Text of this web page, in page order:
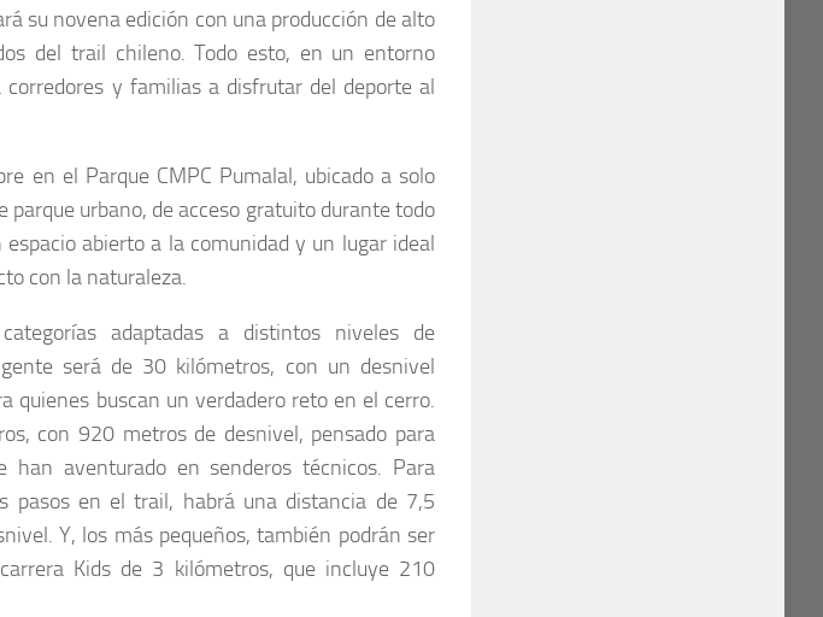
su novena edición con una producción de alto
del trail chileno. Todo esto, en un entorno
y familias a disfrutar del deporte al
en el Parque CMPC Pumalal, ubicado a solo
parque urbano, de acceso gratuito durante todo
abierto a la comunidad y un lugar ideal
con la naturaleza.
adaptadas a distintos niveles de
será de 30 kilómetros, con un desnivel
quienes buscan un verdadero reto en el cerro.
con 920 metros de desnivel, pensado para
han aventurado en senderos técnicos. Para
pasos en el trail, habrá una distancia de 7,5
Y, los más pequeños, también podrán ser
Kids de 3 kilómetros, que incluye 210